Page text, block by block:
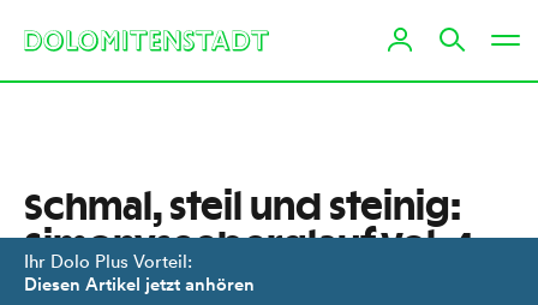
Ihr Dolo Plus Vorteil:
Diesen Artikel jetzt anhören
Schmal, steil und steinig:
Simonyseeberglauf Vol. 4